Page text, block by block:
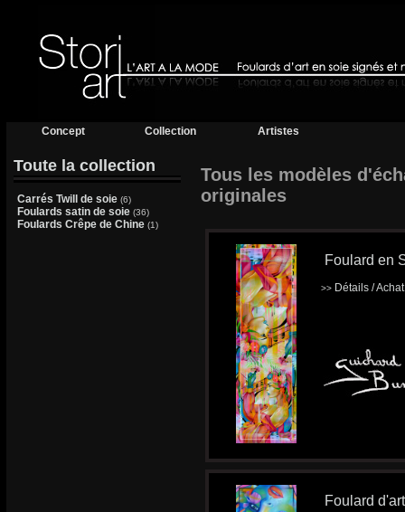
Concept Collection Artistes
Toute la collection
Carrés Twill de soie (6)
Foulards satin de soie (36)
Foulards Crêpe de Chine (1)
Tous les modèles
originales
Foulard en
>> Détails /
Foulard